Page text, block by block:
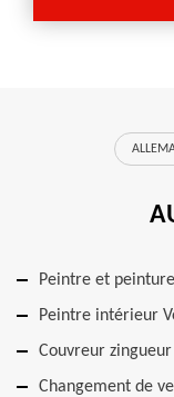
Peintre et
Peintre intérieur
Couvreur
Changement de